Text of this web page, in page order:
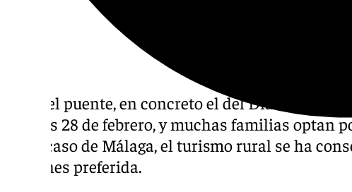
Llega el puente, en concreto el del Día de
viernes 28 de febrero, y muchas familias optan
En el caso de Málaga, el turismo rural se ha
opciones preferida.